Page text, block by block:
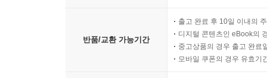
반품/교환 가능기간
출고 완료 후 10일 이내의
디지털 콘텐츠인 eBook의
중고상품의 경우 출고 완료
모바일 쿠폰의 경우 유효기